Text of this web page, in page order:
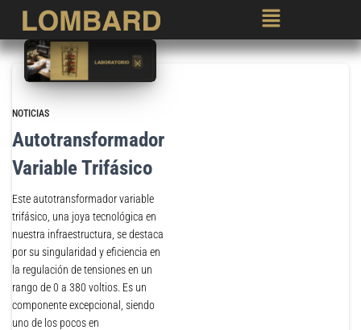
NOTICIAS
Autotransformador
Variable Trifásico
Este autotransformador variable
trifásico, una joya tecnológica en
nuestra infraestructura, se destaca
por su singularidad y eficiencia en
la regulación de tensiones en un
rango de 0 a 380 voltios. Es un
componente excepcional, siendo
uno de los pocos en